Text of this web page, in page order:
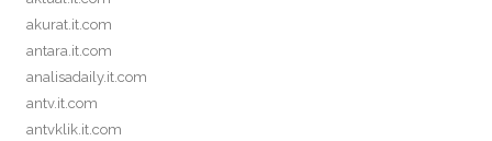
akurat.it.com
antara.it.com
analisadaily.it.com
antv.it.com
antvklik.it.com